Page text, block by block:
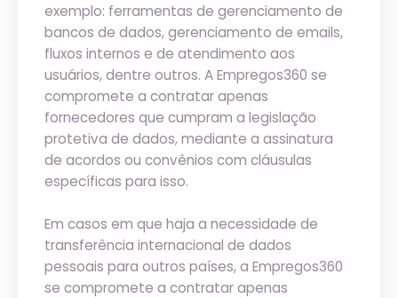
exemplo: ferramentas de gerenciamento de
bancos de dados, gerenciamento de emails,
fluxos internos e de atendimento aos
usuários, dentre outros. A Empregos360 se
compromete a contratar apenas
fornecedores que cumpram a legislação
protetiva de dados, mediante a assinatura
de acordos ou convênios com cláusulas
específicas para isso.
Em casos em que haja a necessidade de
transferência internacional de dados
pessoais para outros países, a Empregos360
se compromete a contratar apenas